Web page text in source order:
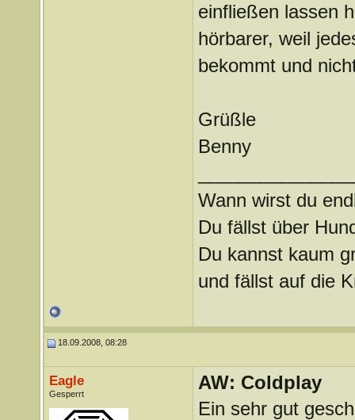
einfließen lassen
hörbarer, weil
bekommt und
Grüßle
Benny
Wann wirst du
Du fällst über
Du kannst kaum
und fällst auf die
18.09.2008, 08:28
Eagle
Gesperrt
AW: Coldplay
Ein sehr gut